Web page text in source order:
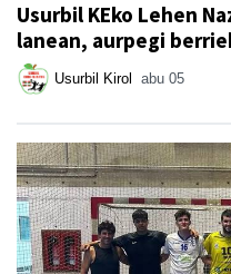
Usurbil KEko Lehen
lanean, aurpegi
Usurbil Kirol abu 05